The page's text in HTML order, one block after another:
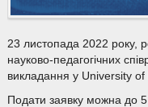
23 листопада 2022 року,
науково-педагогічних
викладання у University of
Подати заявку можна до 5